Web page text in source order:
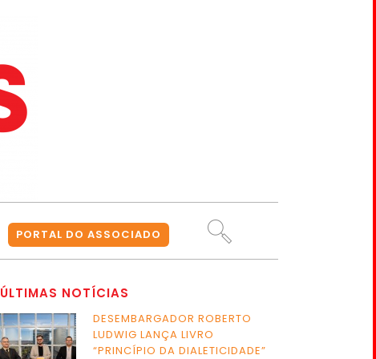
PORTAL DO ASSOCIADO
ÚLTIMAS NOTÍCIAS
DESEMBARGADOR ROBERTO
LUDWIG LANÇA LIVRO
“PRINCÍPIO DA DIALETICIDADE”